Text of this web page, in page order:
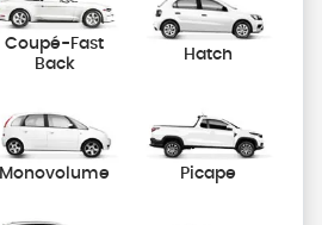
Coupé-Fast
Back
Hatch
Monovolume Picape